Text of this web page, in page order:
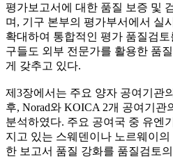
평가보고서에 대한 품질 보증 및
며, 기구 본부의 평가부서에서 실
확대하여 통합적인 평가 품질검토
구들도 외부 전문가를 활용한 품
게 갖추고 있다.
제3장에서는 주요 양자 공여기관
후, Norad와 KOICA 2개 공여기관
분석하였다. 주요 공여국 중 유엔
지고 있는 스웨덴이나 노르웨이
한 보고서 품질 강화를 품질검토